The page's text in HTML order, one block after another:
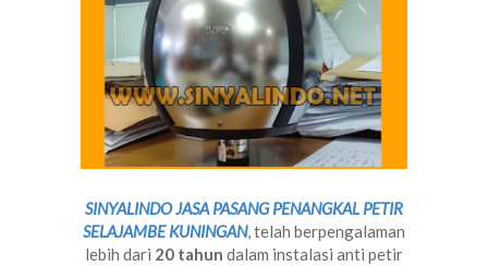
SINYALINDO JASA PASANG PENANGKAL PETIR
SELAJAMBE KUNINGAN, telah berpengalaman
lebih dari 20 tahun dalam instalasi anti petir